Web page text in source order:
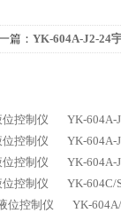
篇： YK-604A-J2-24
控制仪
YK-604A-
控制仪
YK-604A-
控制仪
YK-604A-
控制仪
YK-604C/
位控制仪
YK-